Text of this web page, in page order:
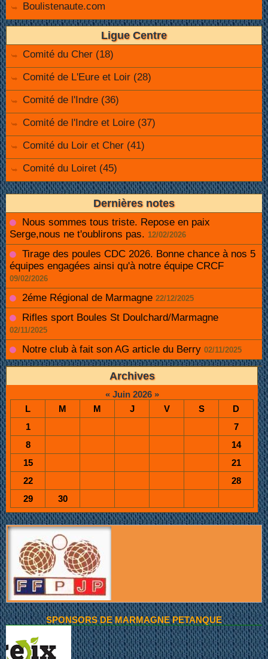
Boulistenaute.com
Ligue Centre
Comité du Cher (18)
Comité de L'Eure et Loir (28)
Comité de l'Indre (36)
Comité de l'Indre et Loire (37)
Comité du Loir et Cher (41)
Comité du Loiret (45)
Dernières notes
Nous sommes tous triste. Repose en paix
Serge,nous ne t'oublirons pas. 12/02/2026
Tirage des poules CDC 2026. Bonne chance à nos 5
équipes engagées ainsi qu'à notre équipe CRCF
09/02/2026
2éme Régional de Marmagne 22/12/2025
Rifles sport Boules St Doulchard/Marmagne
02/11/2025
Notre club à fait son AG article du Berry 02/11/2025
Archives
« Juin 2026 »
L
M M J V S
D
1
7
8
14
15
21
22
28
29
30
SPONSORS DE MARMAGNE PETANQUE